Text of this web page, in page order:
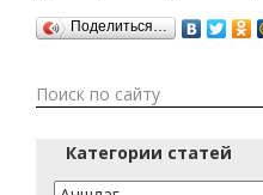
Поделиться…
Категории статей